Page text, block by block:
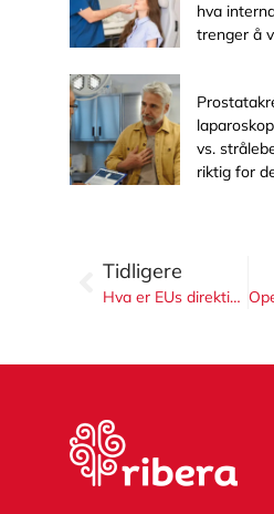
hva
trenger å
vs.
riktig for
Tidligere
Hva er EUs direktiv om grenseoverskridende behandling? En komplett veiledning for irske pasienter som ønsker å bli operert i Spania